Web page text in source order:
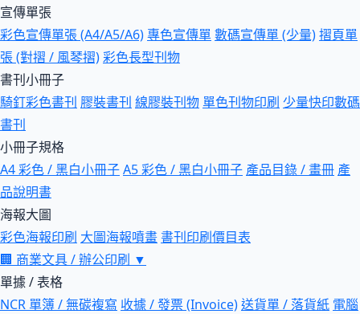
宣傳單張
彩色宣傳單張 (A4/A5/A6)專色宣傳單數碼宣傳單 (少量)摺頁單
張 (對摺 / 風琴摺)彩色長型刊物
書刊小冊子
騎釘彩色書刊 膠裝書刊 線膠裝刊物 單色刊物印刷 少量快印數碼
書刊
小冊子規格
A4 彩色 / 黑白小冊子A5 彩色 / 黑白小冊子 產品目錄 / 畫冊 產
品說明書
海報大圖
彩色海報印刷 大圖海報噴畫書刊印刷價目表
🏢 商業文具 / 辦公印刷 ▼
單據 / 表格
NCR 單簿 / 無碳複寫 收據 / 發票 (Invoice)送貨單 / 落貨紙 電腦